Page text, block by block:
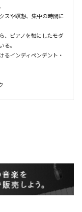
スや瞑想、集中の時間に
、ピアノを軸にしたモダ
る。
るインディペンデント・